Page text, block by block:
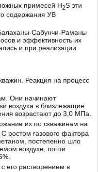
примесей H2S эти
содержания УВ
Сабунчи-Раманы
и эффективность их
и при реализации
Реакция на процесс
Они начинают
воздуха в близлежащие
возрастают до 3,0 МПа.
их по скважинам на
ростом газового фактора
постепенно шло
воздухе, почти
его растворением в